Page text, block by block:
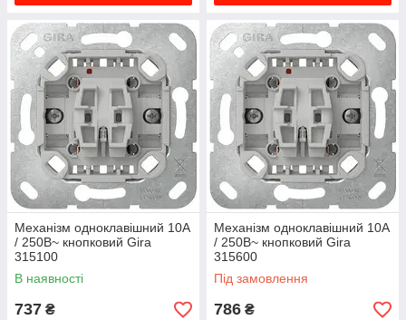
Механізм одноклавішний 10А
/ 250В~ кнопковий Gira
315100
В наявності
737 ₴
Механізм одноклавішний 10А
/ 250В~ кнопковий Gira
315600
Під замовлення
786 ₴